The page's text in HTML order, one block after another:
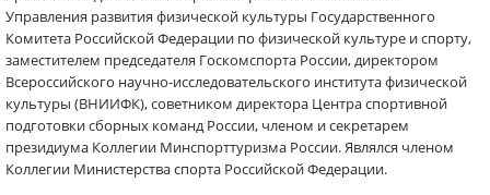
Управления развития физической культуры Государственного
Комитета Российской Федерации по физической культуре и спорту,
заместителем председателя Госкомспорта России, директором
Всероссийского научно-исследовательского института физической
культуры (ВНИИФК), советником директора Центра спортивной
подготовки сборных команд России, членом и секретарем
президиума Коллегии Минспорттуризма России. Являлся членом
Коллегии Министерства спорта Российской Федерации.